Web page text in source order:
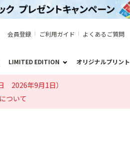
会員登録 ご利用ガイド よくあるご質問
LIMITED EDITION オリジナルプリント
2026年9月1日）
ついて